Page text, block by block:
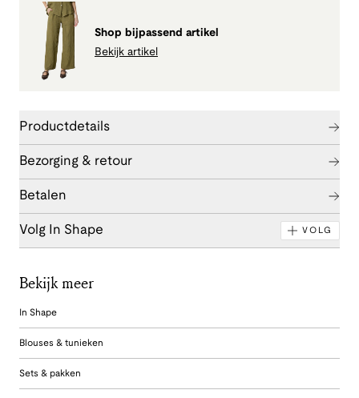
Shop bijpassend artikel
Bekijk artikel
Productdetails
Bezorging & retour
Betalen
Volg In Shape VOLG
Bekijk meer
In Shape
Blouses & tunieken
Sets & pakken